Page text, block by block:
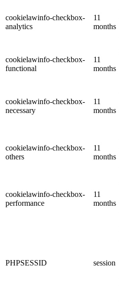
cookielawinfo-checkbox-
analytics
11
months
cookielawinfo-checkbox-
functional
11
months
cookielawinfo-checkbox-
necessary
11
months
cookielawinfo-checkbox-
others
11
months
cookielawinfo-checkbox-
performance
11
months
PHPSESSID session